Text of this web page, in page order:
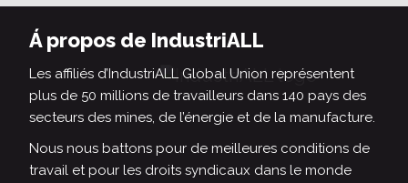
Á propos de IndustriALL
Les affiliés d’IndustriALL Global Union représentent
plus de 50 millions de travailleurs dans 140 pays des
secteurs des mines, de l’énergie et de la manufacture.
Nous nous battons pour de meilleures conditions de
travail et pour les droits syndicaux dans le monde